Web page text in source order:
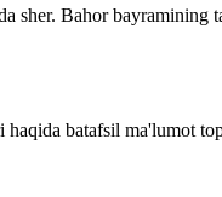
sher. Bahor
batafsil ma'lumot